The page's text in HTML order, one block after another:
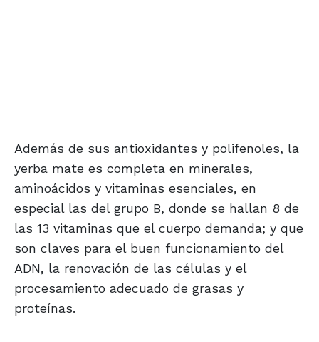
Además de sus antioxidantes y polifenoles, la
yerba mate es completa en minerales,
aminoácidos y vitaminas esenciales, en
especial las del grupo B, donde se hallan 8 de
las 13 vitaminas que el cuerpo demanda; y que
son claves para el buen funcionamiento del
ADN, la renovación de las células y el
procesamiento adecuado de grasas y
proteínas.